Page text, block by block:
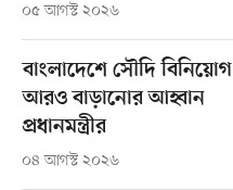
০৫ আগস্ট ২০২৬
বাংলাদেশে সৌদি বিনিয়োগ
আরও বাড়ানোর আহ্বান
প্রধানমন্ত্রীর
০৪ আগস্ট ২০২৬